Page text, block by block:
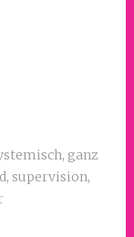
, ganz
, supervision,